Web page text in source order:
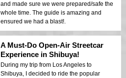
and made sure we were prepared/safe the
whole time. The guide is amazing and
ensured we had a blast!.
A Must-Do Open-Air Streetcar
Experience in Shibuya!
During my trip from Los Angeles to
Shibuya, I decided to ride the popular